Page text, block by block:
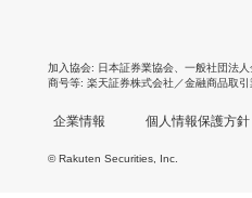
加入協会 日本証券業協会 一般社団法
商号等 楽天証券株式会社／金融商品取
企業情報 個人情報保護方針
© Rakuten Securities, Inc.